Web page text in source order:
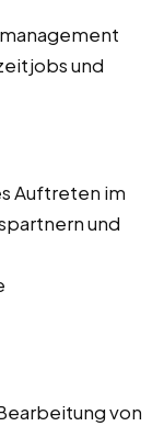
und
Auftreten im
und
von